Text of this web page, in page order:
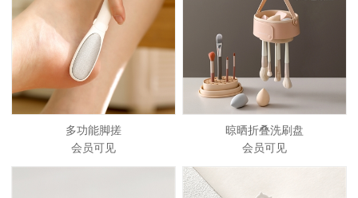
多功能脚搓
会员可见
晾晒折叠洗刷盘
会员可见